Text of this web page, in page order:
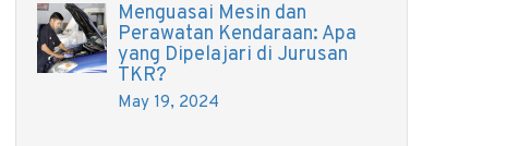
Menguasai Mesin dan
Perawatan Kendaraan: Apa
yang Dipelajari di Jurusan
TKR?
May 19, 2024